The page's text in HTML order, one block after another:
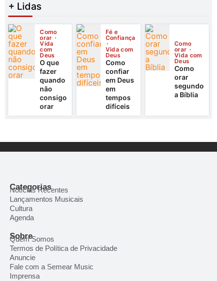
+ Lidas
Como
orar
Vida
com
Deus
O que
fazer
quando
não
consigo
orar
Fé e
Confiança
Vida com
Deus
Como
confiar
em Deus
em
tempos
difíceis
Como
orar
Vida com
Deus
Como
orar
segundo
a Bíblia
Categorias
Notícias Recentes
Lançamentos Musicais
Cultura
Agenda
Sobre
Quem Somos
Termos de Política de Privacidade
Anuncie
Fale com a Semear Music
Imprensa